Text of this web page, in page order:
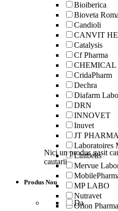
Bioiberica
Bioveta
Candioli
CANVIT
Catalysis
Cf Pharma
CHEMICAL
CridaPharm
Dechra
Diafarm
DRN
INNOVET
Inuvet
JT PHARMA
Laboratoires
Lintbells
Mervue
MP LABO
Nutravet
Orion Pharma
Nici un produs gasit
cautarii
Produs Nou
Da